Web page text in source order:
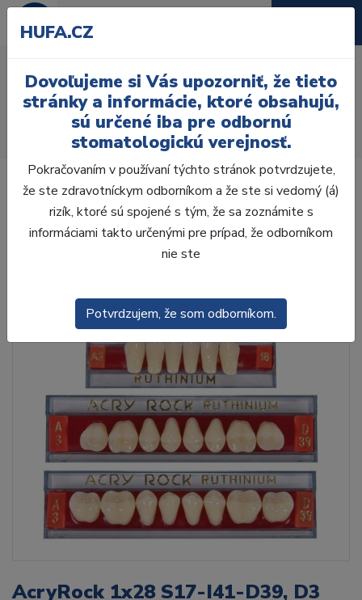
D39, D3
Zuby
AcryRock
AcryRock 1x28 S17-I41-D39, D3
AcryRock 1x28 S17-I41-D39, D3
HUFA.CZ
Dovoľujeme si Vás upozorniť, že tieto
stránky a informácie, ktoré obsahujú,
sú určené iba pre odbornú
stomatologickú verejnosť.
Pokračovaním v používaní týchto stránok potvrdzujete,
že ste zdravotníckym odborníkom a že ste si vedomý (á)
rizík, ktoré sú spojené s tým, že sa zoznámite s
informáciami takto určenými pre prípad, že odborníkom
nie ste
Potvrdzujem, že som odborníkom.